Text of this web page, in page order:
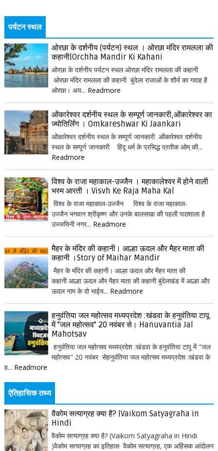
पर्यटन स्थल
ओरछा के दर्शनीय (पर्यटन) स्थल । ओरछा मंदिर रामलला की
कहानी|Orchha Mandir Ki Kahani
ओरछा के दर्शनीय पर्यटन स्थल ओरछा मंदिर रामलला की कहानी
ओरछा मंदिर रामलला की कहानी बुंदेला राजाओं के शौर्य का गवाह है
ओरछा। अय... Readmore
ओंकारेश्वर दर्शनीय स्थल के सम्पूर्ण जानकारी,ओंकारेश्वर का
ज्योतिर्लिंग । Omkareshwar Ki Jaankari
ओंकारेश्वर दर्शनीय स्थल के सम्पूर्ण जानकारी ओंकारेश्वर दर्शनीय
स्थल के सम्पूर्ण जानकारी हिंदू धर्म के प्रसिद्ध प्रतीक ओम् की...
Readmore
विश्व के राजा महाकाल-उज्जैन । महाकालेश्वर में होने वाली
भस्म आरती । Visvh Ke Raja Maha Kal
विश्व के राजा महाकाल-उज्जैन विश्व के राजा महाकाल-
उज्जैन भगवान श्रीकृष्ण और उनके बालसखा की पहली पाठशाला है
उज्जयिनी नगर... Readmore
मैहर के मंदिर की कहानी। आल्हा ऊदल और मैहर माता की
कहानी ।Story of Maihar Mandir
मैहर के मंदिर की कहानी। आल्हा ऊदल और मैहर माता की
कहानी आल्हा ऊदल और मैहर माता की कहानी बुंदेलखंड में आल्हा और
ऊदल नाम के दो भाईय... Readmore
हनुवंतिया जल महोत्सव मध्यप्रदेश :खंडवा के हनुवंतिया टापू
में "जल महोत्सव" 20 नवंबर से। Hanuvantia Jal
Mahotsav
हनुवंतिया जल महोत्सव मध्यप्रदेश :खंडवा के हनुवंतिया टापू में "जल
महोत्सव" 20 नवंबर सेहनुवंतिया जल महोत्सव मध्यप्रदेश :खंडवा के
ह... Readmore
ऐतिहासिक तथ्य
वैकोम सत्याग्रह क्या है? |Vaikom Satyagraha in
Hindi
वैकोम सत्याग्रह क्या है? (Vaikom Satyagraha in Hindi
)वैकोम सत्याग्रह का इतिहास वैकोम सत्याग्रह, एक अहिंसक आंदोलन